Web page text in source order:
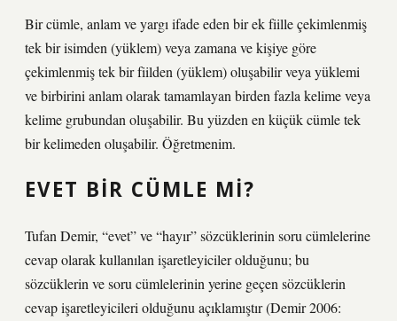
Bir cümle, anlam ve yargı ifade eden bir ek fiille çekimlenmiş
tek bir isimden (yüklem) veya zamana ve kişiye göre
çekimlenmiş tek bir fiilden (yüklem) oluşabilir veya yüklemi
ve birbirini anlam olarak tamamlayan birden fazla kelime veya
kelime grubundan oluşabilir. Bu yüzden en küçük cümle tek
bir kelimeden oluşabilir. Öğretmenim.
EVET BIR CÜMLE MI?
Tufan Demir, “evet” ve “hayır” sözcüklerinin soru cümlelerine
cevap olarak kullanılan işaretleyiciler olduğunu; bu
sözcüklerin ve soru cümlelerinin yerine geçen sözcüklerin
cevap işaretleyicileri olduğunu açıklamıştır (Demir 2006: